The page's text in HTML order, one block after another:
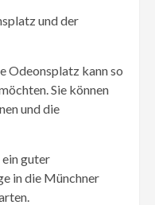
und der
Odeonsplatz kann so
Sie können
und die
guter
in die Münchner